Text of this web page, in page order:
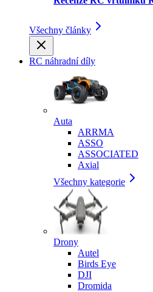
Všechny články
RC náhradní díly
Auta
ARRMA
ASSO
ASSOCIATED
Axial
Všechny kategorie
Drony
Autel
Birds Eye
DJI
Dromida